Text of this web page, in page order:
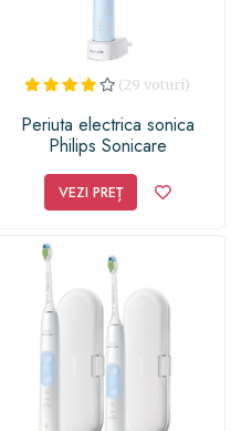
(29 voturi)
Periuta electrica sonica
Philips Sonicare
62000 miscari/minut, 1 mod
de curatare, 2 intensitati,
BrushSync, 1 cap de periere
(Albastru)
VEZI PREȚ